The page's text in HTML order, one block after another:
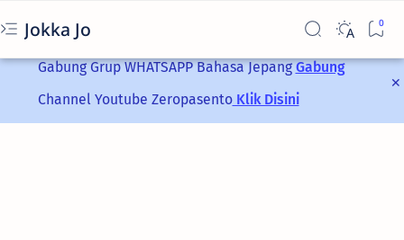
Jokka Jo
Gabung GrupWHATSAPPBahasa JepangGabung
Channel Youtube ZeropasentoKlik Disini